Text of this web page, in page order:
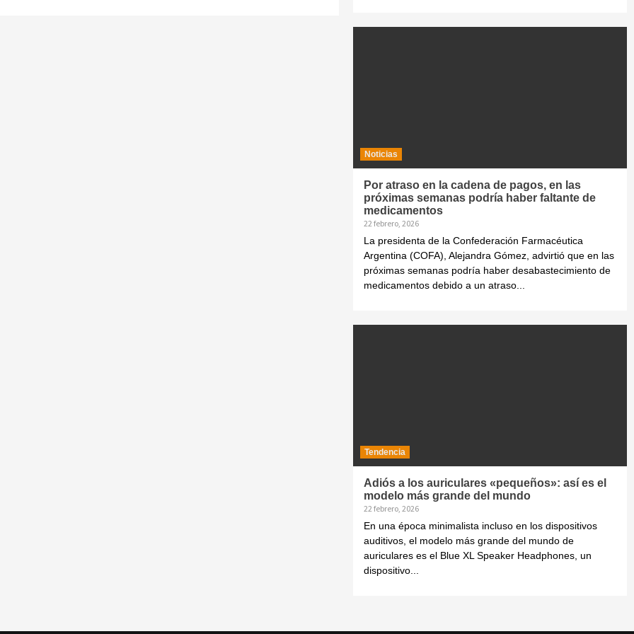
Noticias
Por atraso en la cadena de pagos, en las
próximas semanas podría haber faltante de
medicamentos
22 febrero, 2026
La presidenta de la Confederación Farmacéutica
Argentina (COFA), Alejandra Gómez, advirtió que en las
próximas semanas podría haber desabastecimiento de
medicamentos debido a un atraso...
Tendencia
Adiós a los auriculares «pequeños»: así es el
modelo más grande del mundo
22 febrero, 2026
En una época minimalista incluso en los dispositivos
auditivos, el modelo más grande del mundo de
auriculares es el Blue XL Speaker Headphones, un
dispositivo...